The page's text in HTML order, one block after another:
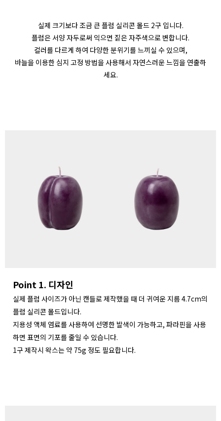
실제 크기보다 조금 큰 플럼 실리콘 몰드 2구 입니다.
플럼은 서양 자두로써 익으면 짙은 자주색으로 변합니다.
컬러를 다르게 하여 다양한 분위기를 느끼실 수 있으며,
바늘을 이용한 심지 고정 방법을 사용해서 자연스러운 느낌을 연출하
세요.
Point 1. 디자인
실제 플럼 사이즈가 아닌 캔들로 제작했을 때 더 귀여운 지름 4.7cm의
플럼 실리콘 몰드입니다.
지용성 액체 염료를 사용하여 선명한 발색이 가능하고, 파라핀을 사용
하면 표면의 기포를 줄일 수 있습니다.
1구 제작시 왁스는 약 75g 정도 필요합니다.